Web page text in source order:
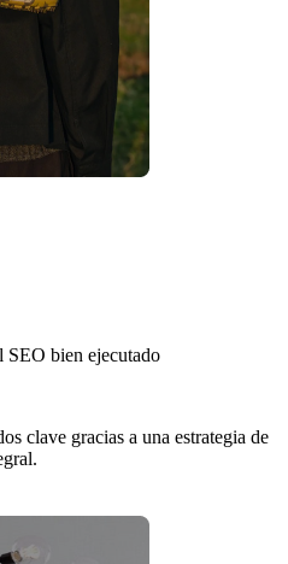
SEO bien ejecutado
clave gracias a una estrategia de